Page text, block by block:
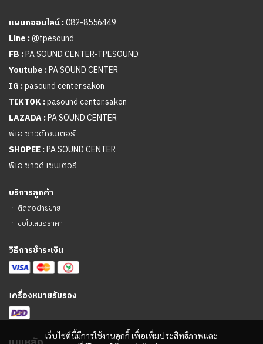
เว็บไซต์นี้มีการใช้งานคุกกี้ เพื่อเพิ่มประสิทธิภาพและ
แผนกออนไลน์ :082-8556449
Line :@tpesound
FB :PA SOUND CENTER-TPESOUND
Youtube :PA SOUND CENTER
IG :pasound center.sakon
TIKTOK :pasound center.sakon
LAZADA :PA SOUND CENTER
พีเอ ซาวด์เซนเตอร์
SHOPEE :PA SOUND CENTER
พีเอ ซาวด์ เซนเตอร์
บริการลูกค้า
ㆍ ติดต่อฝ่ายขาย
ㆍ ขอใบเสนอราคา
วิธีการชำระเงิน
เครื่องหมายรับรอง